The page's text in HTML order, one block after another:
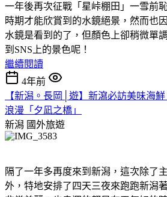
一年後再次征戰「星峠棚田」一雪前
時期才能欣賞到的水鏡絕景，然而也
水鏡是看到的了，但顏色上卻稍微單
到SNS上的景色呢！
繼續閱讀
4年前
【新潟。長岡│遊】新瀉必訪美味海
浪漫「夕凪之橋」
新潟 國外旅遊
隔了一年多再度來到新潟，這次除了
外，特地安排了四天三夜來跑跑新潟